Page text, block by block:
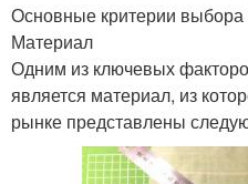
Основные критерии выбора
Материал
Одним из ключевых
является материал, из
рынке представлены